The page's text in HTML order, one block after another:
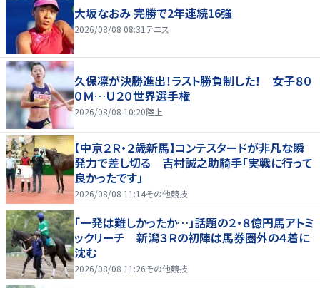
大坂なおみ 完勝で2年連続16強
2026/08/08 08:31テニス
久保凛が決勝進出！ラスト勝負制した！ 女子８０
０Ｍ…Ｕ２０世界選手権
2026/08/08 10:20陸上
【中京２Ｒ・２歳新馬】コンテスタードが非凡な瞬
発力で差し切る 吉村誠之助騎手「実戦に行って
良かったです」
2026/08/08 11:14その他競技
「一発は難しかったか…」話題の２・８億円馬アトミ
ックリーチ 新潟３Ｒの初陣は馬券圏外の４着に
沈む
2026/08/08 11:26その他競技